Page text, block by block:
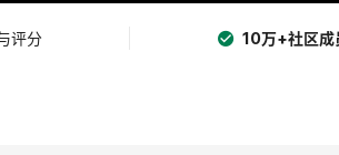
评分 10万+社区成